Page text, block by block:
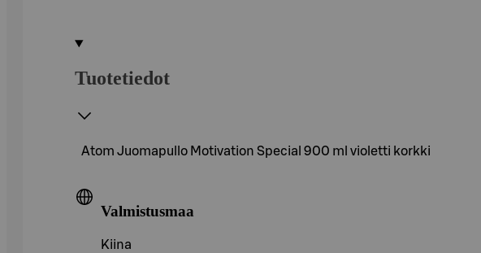
Tuotetiedot
Atom Juomapullo Motivation Special 900 ml violetti korkki
Valmistusmaa
Kiina